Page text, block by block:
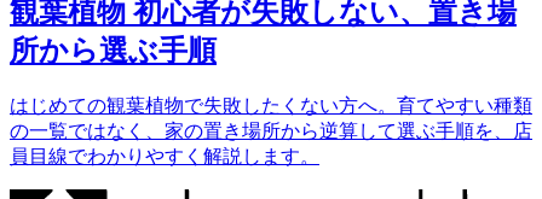
観葉植物 初心者が失敗しない、置き場
所から選ぶ手順
はじめての観葉植物で失敗したくない方へ。育てやすい種類
の一覧ではなく、家の置き場所から逆算して選ぶ手順を、店
員目線でわかりやすく解説します。